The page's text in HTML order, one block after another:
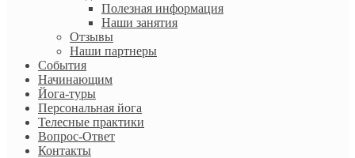
Полезная информация
Наши занятия
Отзывы
Наши партнеры
События
Начинающим
Йога-туры
Персональная йога
Телесные практики
Вопрос-Ответ
Контакты